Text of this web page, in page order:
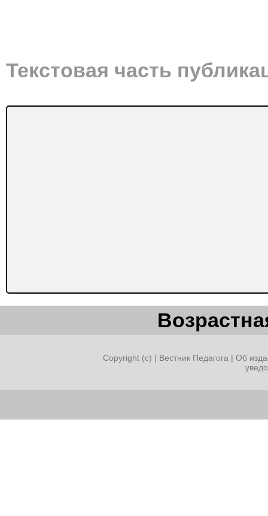
Текстовая часть
Copyright (c) | Вестник Педагога | Об